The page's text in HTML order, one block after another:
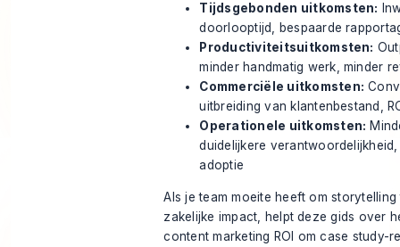
Tijdsgebonden uitkomsten:
doorlooptijd, bespaarde
Productiviteitsuitkomsten:
minder handmatig werk, minder
Commerciële uitkomsten:
uitbreiding van klantenbestand,
Operationele uitkomsten:
duidelijkere
adoptie
Als je team moeite heeft om
zakelijke impact, helpt deze gids over
content marketing ROI om case study-